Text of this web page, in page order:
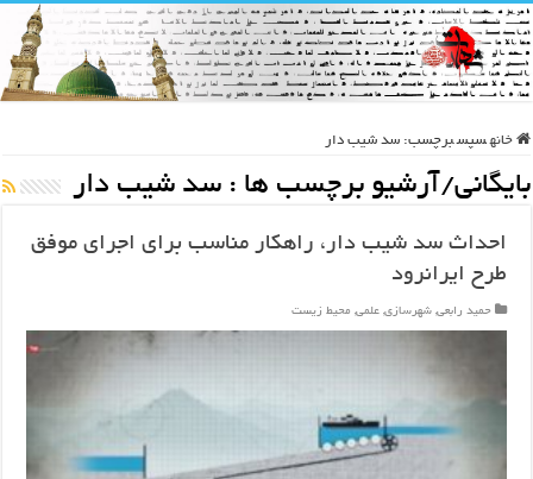
خانه سپس برچسب: سد شیب دار
بایگانی/آرشیو برچسب ها : سد شیب دار
احداث سد شیب دار، راهکار مناسب برای اجرای موفق
طرح ایرانرود
حمید رابعی, شهرسازی, علمی, محیط زیست